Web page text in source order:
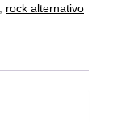
rock alternativo